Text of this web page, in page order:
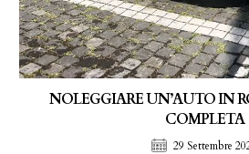
NOLEGGIARE UN’AUTO IN
COMPLETA
29 Settembre